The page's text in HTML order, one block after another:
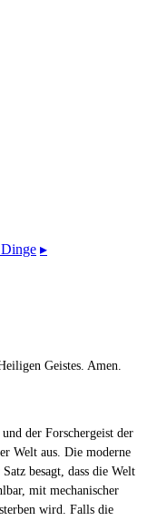
▸
Geistes. Amen.
der Forschergeist der
Welt aus. Die moderne
besagt, dass die Welt
mit mechanischer
wird. Falls die